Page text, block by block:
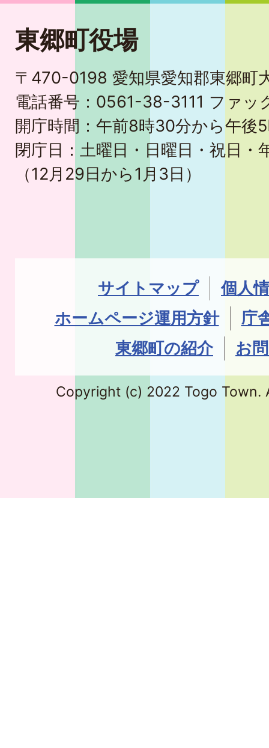
東郷町役場
〒470-0198 愛知県愛知郡東郷町
電話番号：0561-38-3111 ファ
開庁時間：午前8時30分から午後
閉庁日：土曜日・日曜日・祝日・
（12月29日から1月3日）
サイトマップ
個人
ホームページ運用方針
庁
東郷町の紹介
お
Copyright (c) 2022 Togo Town.